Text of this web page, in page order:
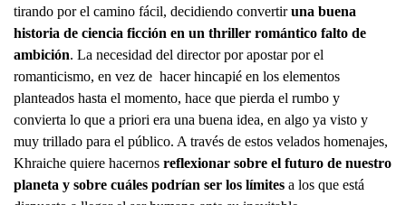
tirando por el camino fácil, decidiendo convertiruna buena
historia de ciencia ficción en un thriller romántico falto de
ambición. La necesidad del director por apostar por el
romanticismo, en vez de hacer hincapié en los elementos
planteados hasta el momento, hace que pierda el rumbo y
convierta lo que a priori era una buena idea, en algo ya visto y
muy trillado para el público. A través de estos velados homenajes,
Khraiche quiere hacernos reflexionar sobre el futuro de nuestro
planeta y sobre cuáles podrían ser los límites a los que está